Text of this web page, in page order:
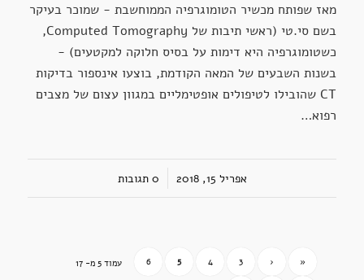
מאז שפותח מכשיר הטומוגרפיה הממוחשבת - שמוכר בעיקר
בשם סי.טי (ראשי תיבות של Computed Tomography,
כשטומוגרפיה היא דימות על בסיס חלוקה למקטעים) -
בשנות השבעים של המאה הקודמת, בוצעו אינספור בדיקות
CT שהובילו לטיפולים אופטימליים במגוון עצום של מצבים
רפוא…
אפריל 15, 2018
/ 0 תגובות
עמוד 5 מ- 17 «
‹
3
4
5
6